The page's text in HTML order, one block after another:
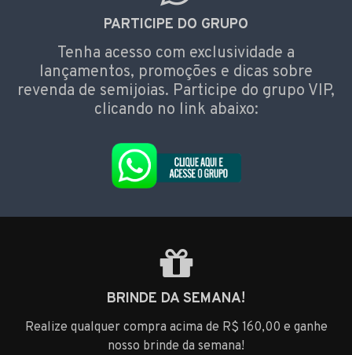
PARTICIPE DO GRUPO
Tenha acesso com exclusividade a
lançamentos, promoções e dicas sobre
revenda de semijoias. Participe do grupo VIP,
clicando no link abaixo:
BRINDE DA SEMANA!
Realize qualquer compra acima de R$ 160,00 e ganhe
nosso brinde da semana!